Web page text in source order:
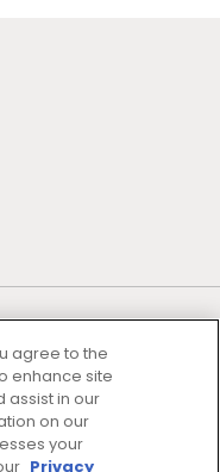
agree to the
enhance site
assist in our
on our
your
Privacy